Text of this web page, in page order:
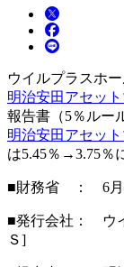
ウイルプラスホ
明治安田アセッ
報告書（5％ルー
明治安田アセッ
は5.45％→3.75％
■財務省 ： 6月
■発行会社： ウ
Ｓ]